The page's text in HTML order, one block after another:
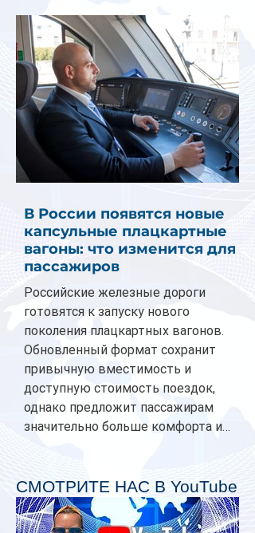
В России появятся новые
капсульные плацкартные
вагоны: что изменится для
пассажиров
Российские железные дороги
готовятся к запуску нового
поколения плацкартных вагонов.
Обновленный формат сохранит
привычную вместимость и
доступную стоимость поездок,
однако предложит пассажирам
значительно больше комфорта и
планируется начать в 2027 году.
Одним из главных нововведений
станут индивидуальные шторки у
СМОТРИТЕ НАС В YouTube